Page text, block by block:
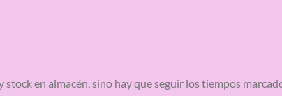
en almacén, sino hay que seguir los tiempos